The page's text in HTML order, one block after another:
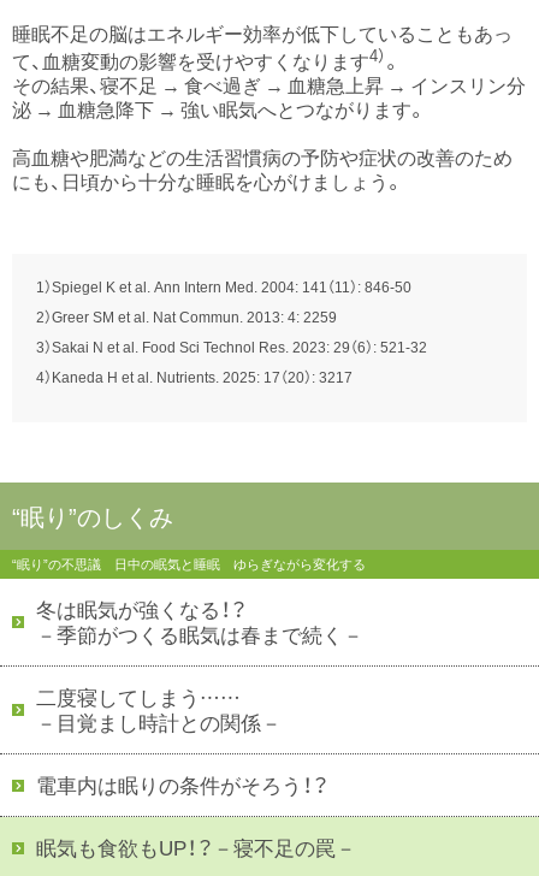
睡眠不足の脳はエネルギー効率が低下していることもあっ
て、血糖変動の影響を受けやすくなります4） 。
その結果、寝不足 → 食べ過ぎ → 血糖急上昇 → インスリン分
泌 → 血糖急降下 → 強い眠気へとつながります。
高血糖や肥満などの生活習慣病の予防や症状の改善のため
にも、日頃から十分な睡眠を心がけましょう。
1）Spiegel K et al. Ann Intern Med. 2004: 141（11）: 846-50
2）Greer SM et al. Nat Commun. 2013: 4: 2259
3）Sakai N et al. Food Sci Technol Res. 2023: 29（6）: 521-32
4）Kaneda H et al. Nutrients. 2025: 17（20）: 3217
“眠り”のしくみ
“眠り”の不思議 日中の眠気と睡眠 ゆらぎながら変化する
冬は眠気が強くなる！？
－季節がつくる眠気は春まで続く－
二度寝してしまう……
－目覚まし時計との関係－
電車内は眠りの条件がそろう！？
眠気も食欲もUP！？－寝不足の罠－